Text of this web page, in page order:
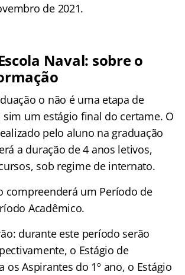
de 2021.
Naval: sobre o
o não é uma etapa de
sim um estágio final do certame. O
pelo aluno na graduação
a duração de 4 anos letivos,
sob regime de internato.
compreenderá um Período de
Acadêmico.
durante este período serão
o Estágio de
os Aspirantes do 1º ano, o Estágio